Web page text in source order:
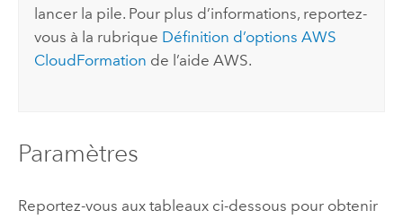
lancer la pile. Pour plus d’informations, reportez-
vous à la rubrique Définition d’optionsAWS
CloudFormation de l’aideAWS.
Paramètres
Reportez-vous aux tableaux ci-dessous pour obtenir